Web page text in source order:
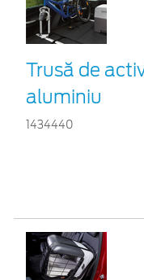
Trusă de
aluminiu
1434440